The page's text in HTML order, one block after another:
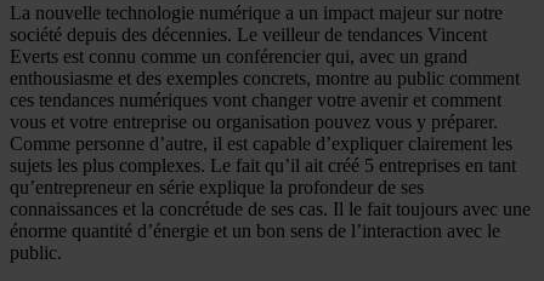
La nouvelle technologie numérique a un impact majeur sur notre
société depuis des décennies. Le veilleur de tendances Vincent
Everts est connu comme un conférencier qui, avec un grand
enthousiasme et des exemples concrets, montre au public comment
ces tendances numériques vont changer votre avenir et comment
vous et votre entreprise ou organisation pouvez vous y préparer.
Comme personne d’autre, il est capable d’expliquer clairement les
sujets les plus complexes. Le fait qu’il ait créé 5 entreprises en tant
qu’entrepreneur en série explique la profondeur de ses
connaissances et la concrétude de ses cas. Il le fait toujours avec une
énorme quantité d’énergie et un bon sens de l’interaction avec le
public.